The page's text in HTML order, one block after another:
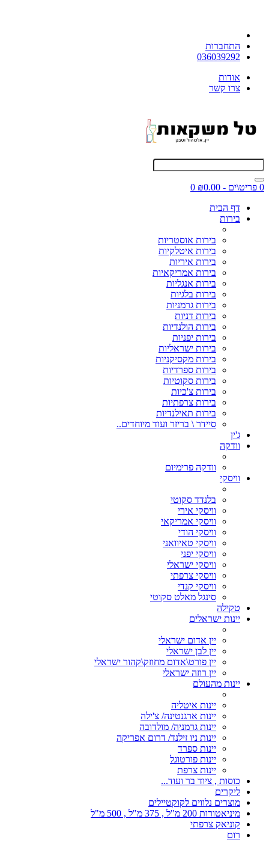
התחברות
036039292
אודות
צרו קשר
0 פריט\ים - ₪0.00
0
דף הבית
בירות
בירות אוסטריות
בירות איטלקיות
בירות איריות
בירות אמריקאיות
בירות אנגליות
בירות בלגיות
בירות גרמניות
בירות דניות
בירות הולנדיות
בירות יפניות
בירות ישראליות
בירות מקסיקניות
בירות ספרדיות
בירות סקוטיות
בירות צ'כיות
בירות צרפתיות
בירות תאילנדיות
סיידר \ בריזר ועוד מיוחדים..
ג'ין
וודקה
וודקה פרימיום
וויסקי
בלנדד סקוטי
וויסקי אירי
וויסקי אמריקאי
וויסקי הודי
וויסקי טאיוואני
וויסקי יפני
וויסקי ישראלי
וויסקי צרפתי
וויסקי קנדי
סינגל מאלט סקוטי
טקילה
יינות ישראלים
יין אדום ישראלי
יין לבן ישראלי
יין פורט\אדום מחוזק\קהור ישראלי
יין רוזה ישראלי
יינות מהעולם
יינות איטליה
יינות ארגנטינה/ צ'ילה
יינות גרמניה/ מולדובה
יינות ניו זילנד/ דרום אפריקה
יינות ספרד
יינות פורטוגל
יינות צרפת
כוסות , ציוד בר ועוד...
ליקרים
מוצרים נלווים לקוקטיילים
מיניאטורות 200 מ"ל , 375 מ"ל , 500 מ"ל
קוניאק צרפתי
רום